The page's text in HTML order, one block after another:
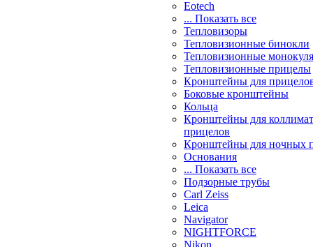
Eotech
... Показать все
Тепловизоры
Тепловизионные бинокли
Тепловизионные
Тепловизионные прицелы
Кронштейны для
Боковые кронштейны
Кольца
Кронштейны для
прицелов
Кронштейны для ночных
Основания
... Показать все
Подзорные трубы
Carl Zeiss
Leica
Navigator
NIGHTFORCE
Nikon